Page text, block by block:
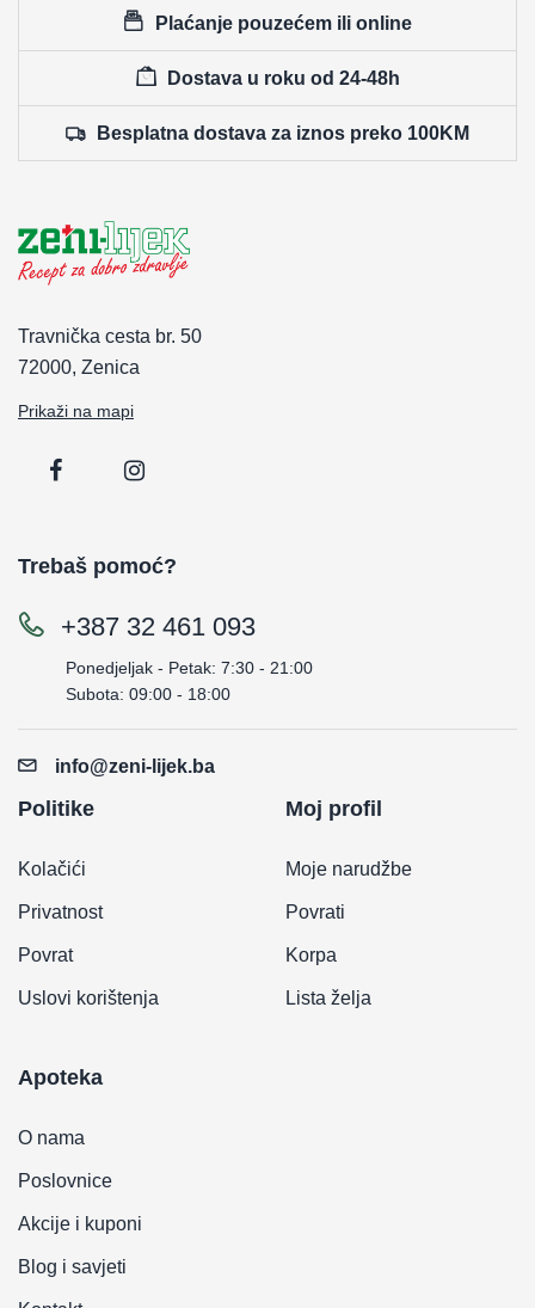
Plaćanje pouzećem ili online
Dostava u roku od 24-48h
Besplatna dostava za iznos preko 100KM
Travnička cesta br. 50
72000, Zenica
Prikaži na mapi
Trebaš pomoć?
+387 32 461 093
Ponedjeljak - Petak: 7:30 - 21:00
Subota: 09:00 - 18:00
info@zeni-lijek.ba
Politike
Kolačići
Privatnost
Povrat
Uslovi korištenja
Moj profil
Moje narudžbe
Povrati
Korpa
Lista želja
Apoteka
O nama
Poslovnice
Akcije i kuponi
Blog i savjeti